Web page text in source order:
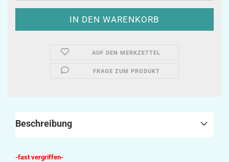
AUF DEN MERKZETTEL
FRAGE ZUM PRODUKT
Beschreibung
-fast vergriffen-